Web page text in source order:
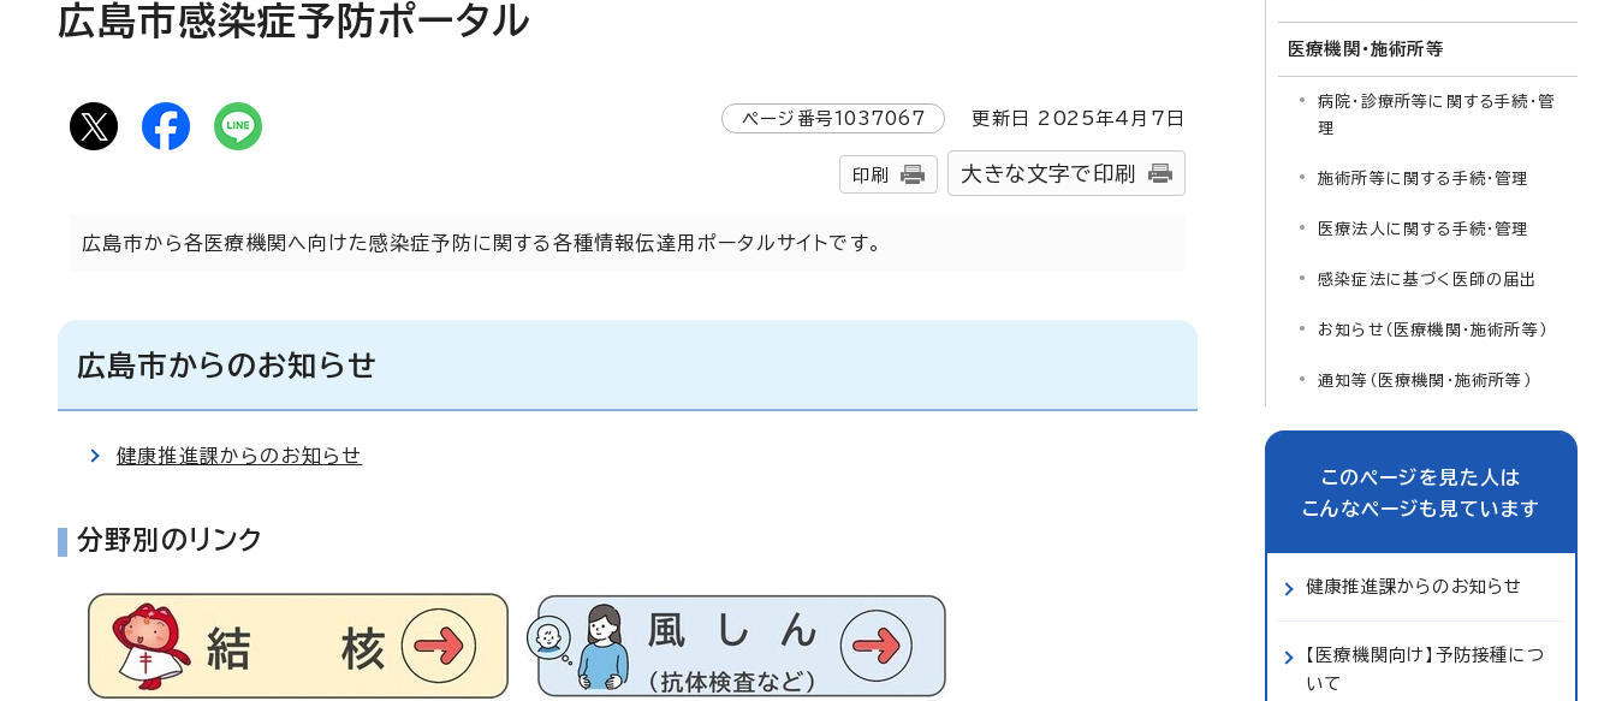
広島市感染症予防ポータル
ページ番号1037067 更新日 2025年4月7日
印刷 大きな文字で印刷
広島市から各医療機関へ向けた感染症予防に関する各種情報伝達用ポータルサイトです。
広島市からのお知らせ
健康推進課からのお知らせ
分野別のリンク
医療機関・施術所等
病院・診療所等に関する手続・管
理
施術所等に関する手続・管理
医療法人に関する手続・管理
感染症法に基づく医師の届出
お知らせ（医療機関・施術所等）
通知等（医療機関・施術所等）
このページを見た人は
こんなページも見ています
健康推進課からのお知らせ
【医療機関向け】予防接種につ
いて